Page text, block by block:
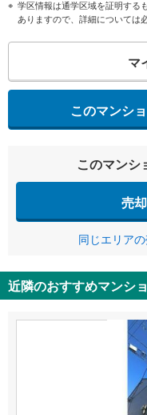
学区情報は通学区域を証明する
ありますので、詳細については
マ
このマンシ
このマンシ
売
同じエリア
近隣のおすすめマンシ